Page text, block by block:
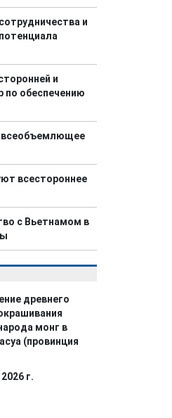
и
и
по обеспечению
всеобъемлющее
всестороннее
с Вьетнамом в
древнего
монг в
(провинция
г.